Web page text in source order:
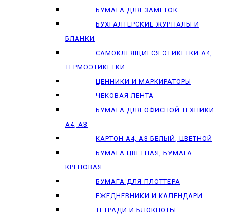
БУМАГА ДЛЯ ЗАМЕТОК
БУХГАЛТЕРСКИЕ ЖУРНАЛЫ И
БЛАНКИ
САМОКЛЕЯЩИЕСЯ ЭТИКЕТКИ А4,
ТЕРМОЭТИКЕТКИ
ЦЕННИКИ И МАРКИРАТОРЫ
ЧЕКОВАЯ ЛЕНТА
БУМАГА ДЛЯ ОФИСНОЙ ТЕХНИКИ
А4, А3
КАРТОН А4, А3 БЕЛЫЙ, ЦВЕТНОЙ
БУМАГА ЦВЕТНАЯ, БУМАГА
КРЕПОВАЯ
БУМАГА ДЛЯ ПЛОТТЕРА
ЕЖЕДНЕВНИКИ И КАЛЕНДАРИ
ТЕТРАДИ И БЛОКНОТЫ